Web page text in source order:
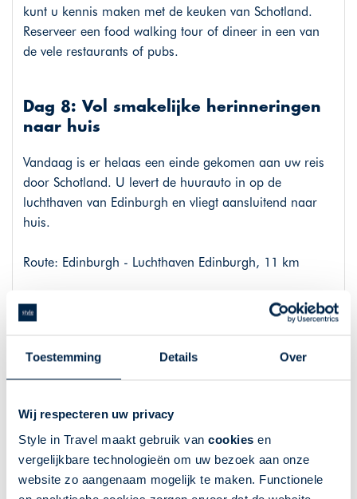
Toestemming Details Over
Wij respecteren uw privacy
Style in Travel maakt gebruik van cookies en
vergelijkbare technologieën om uw bezoek aan onze
website zo aangenaam mogelijk te maken. Functionele
kunt u kennis maken met de keuken van Schotland.
Reserveer een food walking tour of dineer in een van
de vele restaurants of pubs.
Dag 8: Vol smakelijke herinneringen
naar huis
Vandaag is er helaas een einde gekomen aan uw reis
door Schotland. U levert de huurauto in op de
luchthaven van Edinburgh en vliegt aansluitend naar
huis.
Route: Edinburgh - Luchthaven Edinburgh, 11 km
Overnachtingen 8-daagse reis
Tijdens deze reis verblijft u in goede 3 sterren hotels.
Hieronder vindt u een overzicht van onze meest
geboekte hotels tijdens de route. Deze hotels zijn onder
voorbehoud van wijzigingen. Wanneer een
accommodatie niet meer beschikbaar is dan zullen wij